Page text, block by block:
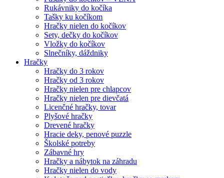
Rukávniky do kočíka
Tašky ku kočíkom
Hračky nielen do kočíkov
Sety, dečky do kočíkov
Vložky do kočíkov
Slnečníky, dáždniky
Hračky
Hračky do 3 rokov
Hračky od 3 rokov
Hračky nielen pre chlapcov
Hračky nielen pre dievčatá
Licenčné hračky, tovar
Plyšové hračky
Drevené hračky
Hracie deky, penové puzzle
Školské potreby
Zábavné hry
Hračky a nábytok na záhradu
Hračky nielen do vody